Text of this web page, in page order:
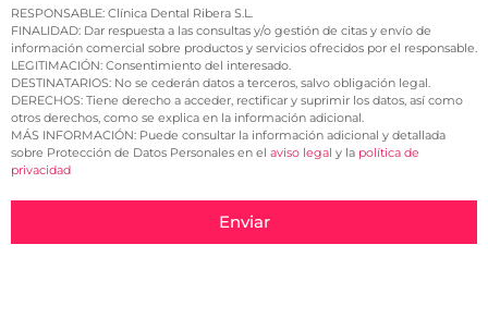
RESPONSABLE: Clínica Dental Ribera S.L.
FINALIDAD: Dar respuesta a las consultas y/o gestión de citas y envío de
información comercial sobre productos y servicios ofrecidos por el responsable.
LEGITIMACIÓN: Consentimiento del interesado.
DESTINATARIOS: No se cederán datos a terceros, salvo obligación legal.
DERECHOS: Tiene derecho a acceder, rectificar y suprimir los datos, así como
otros derechos, como se explica en la información adicional.
MÁS INFORMACIÓN: Puede consultar la información adicional y detallada
sobre Protección de Datos Personales en el aviso legal y la política de
privacidad
Enviar